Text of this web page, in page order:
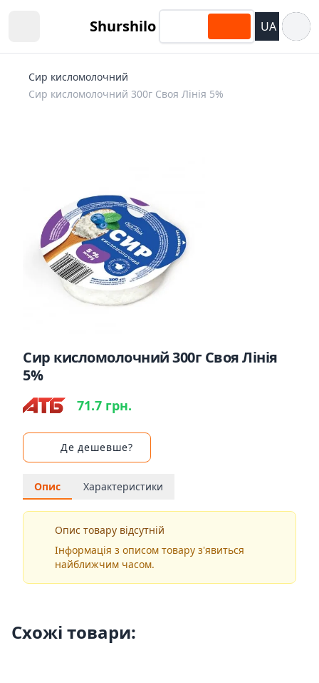
Shurshilo UA
Сир кисломолочний
Сир кисломолочний 300г Своя Лінія 5%
Сир кисломолочний 300г Своя Лінія
5%
71.7 грн.
Де дешевше?
Опис Характеристики
Опис товару відсутній
Інформація з описом товару з'явиться
найближчим часом.
Схожі товари: